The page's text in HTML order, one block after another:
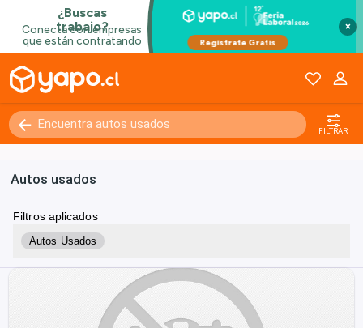
×
FILTRAR
Autos usados
Filtros aplicados
Autos Usados